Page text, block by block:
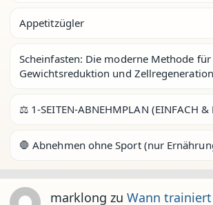
Appetitzügler
Scheinfasten: Die moderne Methode
Gewichtsreduktion und Zellregeneration
⚖️ 1-SEITEN-ABNEHMPLAN (EINFACH &
🛑 Abnehmen ohne Sport (nur
marklong zu Wann